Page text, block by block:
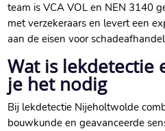
team is VCA VOL en NEN 3140
met verzekeraars en levert een
aan de eisen voor
Wat is lekdetectie
je het nodig
Bij lekdetectie Nijeholtwolde
bouwkunde en geavanceerde